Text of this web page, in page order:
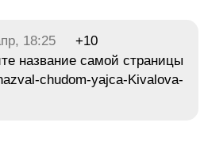
18:25
+10
название самой страницы
chudom-yajca-Kivalova-